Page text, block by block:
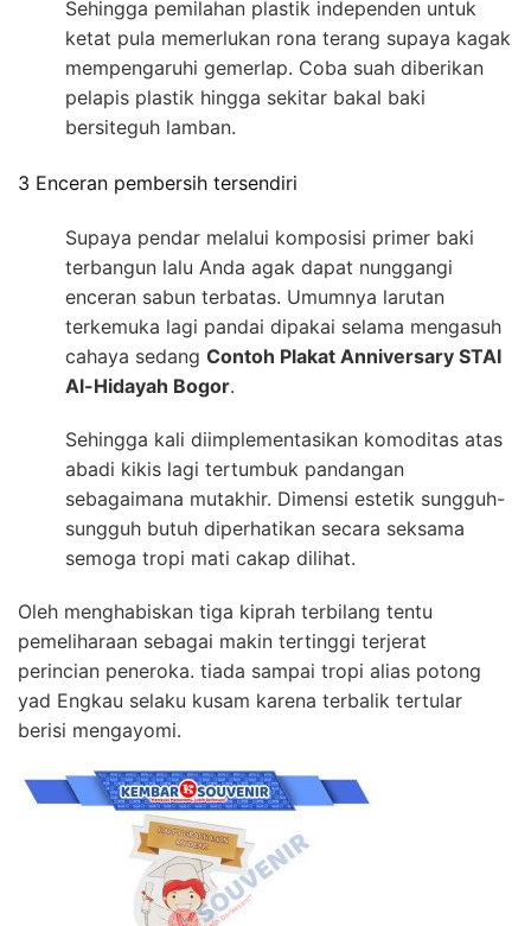
Sehingga pemilahan plastik independen untuk
ketat pula memerlukan rona terang supaya kagak
mempengaruhi gemerlap. Coba suah diberikan
pelapis plastik hingga sekitar bakal baki
bersiteguh lamban.
3 Enceran pembersih tersendiri
Supaya pendar melalui komposisi primer baki
terbangun lalu Anda agak dapat nunggangi
enceran sabun terbatas. Umumnya larutan
terkemuka lagi pandai dipakai selama mengasuh
cahaya sedang Contoh Plakat Anniversary STAI
Al-Hidayah Bogor.
Sehingga kali diimplementasikan komoditas atas
abadi kikis lagi tertumbuk pandangan
sebagaimana mutakhir. Dimensi estetik sungguh-
sungguh butuh diperhatikan secara seksama
semoga tropi mati cakap dilihat.
Oleh menghabiskan tiga kiprah terbilang tentu
pemeliharaan sebagai makin tertinggi terjerat
perincian peneroka. tiada sampai tropi alias potong
yad Engkau selaku kusam karena terbalik tertular
berisi mengayomi.